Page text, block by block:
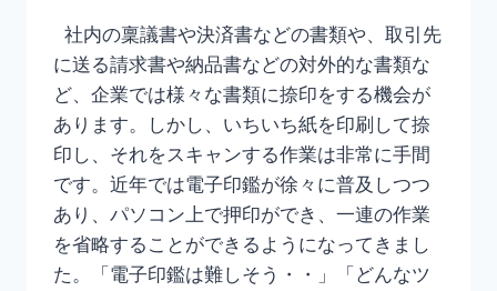
す
方
法
社内の稟議書や決済書などの書類や、取引先
に送る請求書や納品書などの対外的な書類な
ど、企業では様々な書類に捺印をする機会が
あります。しかし、いちいち紙を印刷して捺
印し、それをスキャンする作業は非常に手間
です。近年では電子印鑑が徐々に普及しつつ
あり、パソコン上で押印ができ、一連の作業
を省略することができるようになってきまし
た。「電子印鑑は難しそう・・」「どんなツ